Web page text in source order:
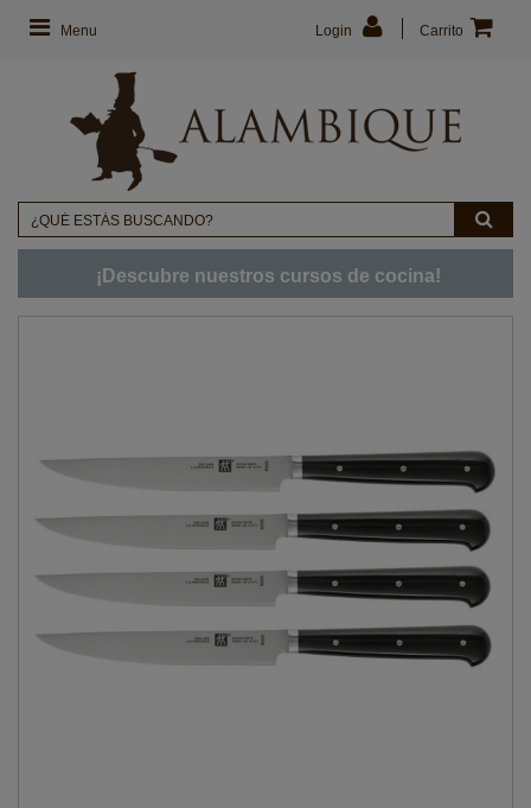
Menu Carrito
Login
¡Descubre nuestros cursos de cocina!